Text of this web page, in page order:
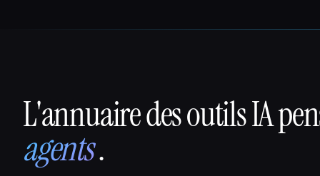
That AI Collection
L'annuaire des outils IA
agents.